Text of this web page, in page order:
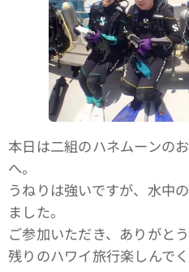
本日は二組のハネムーンの
へ。
うねりは強いですが、水中
ました。
ご参加いただき、ありがと
残りのハワイ旅行楽しんで